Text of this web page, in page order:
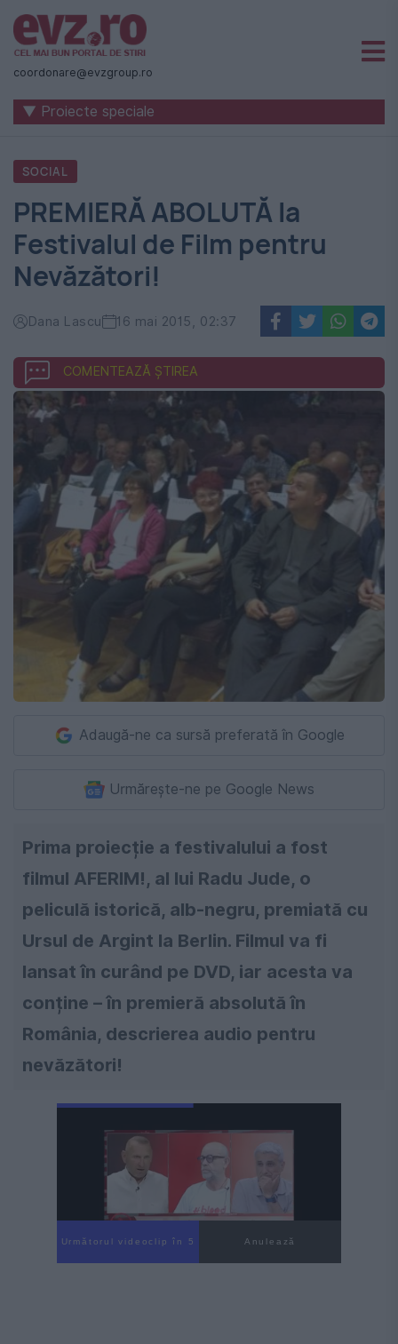
Știri
naționale
internaționale
România
-
Evenimentul
Zilei
coordonare@evzgroup.ro
▼ Proiecte speciale
SOCIAL
PREMIERĂ ABOLUTĂ la
Festivalul de Film pentru
Nevăzători!
Dana Lascu 16 mai 2015, 02:37
COMENTEAZĂ ȘTIREA
Adaugă-ne ca sursă preferată în Google
Urmărește-ne pe Google News
Prima proiecție a festivalului a fost
filmul AFERIM!, al lui Radu Jude, o
peliculă istorică, alb-negru, premiată cu
Ursul de Argint la Berlin. Filmul va fi
lansat în curând pe DVD, iar acesta va
conține – în premieră absolută în
România, descrierea audio pentru
nevăzători!
Următorul videoclip în 3 Anulează